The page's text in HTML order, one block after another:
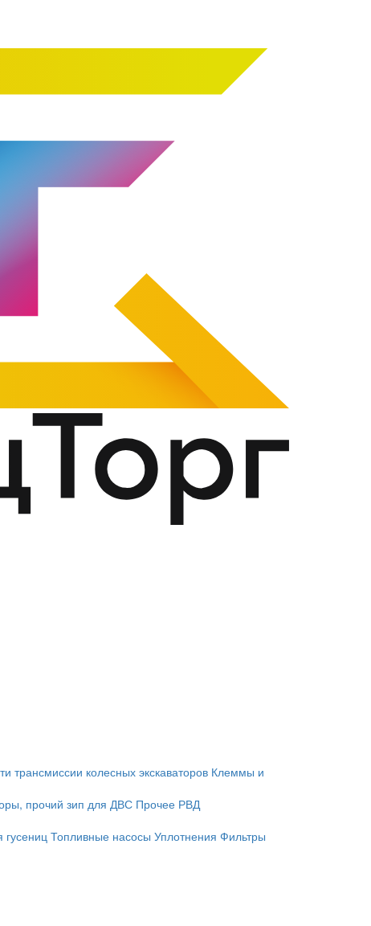
трансмиссии колесных экскаваторов Клеммы и
прочий зип для ДВС Прочее РВД
Топливные насосы Уплотнения Фильтры